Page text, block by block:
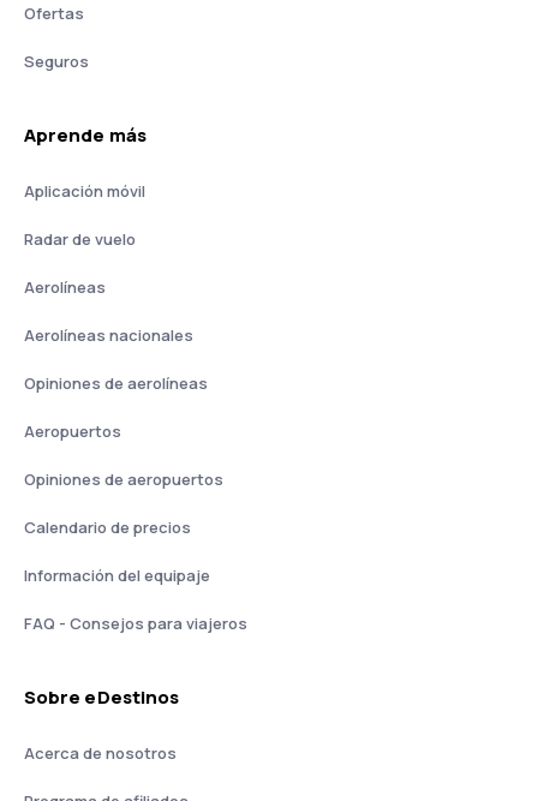
Ofertas
Seguros
Aprende más
Aplicación móvil
Radar de vuelo
Aerolíneas
Aerolíneas nacionales
Opiniones de aerolíneas
Aeropuertos
Opiniones de aeropuertos
Calendario de precios
Información del equipaje
FAQ - Consejos para viajeros
Sobre eDestinos
Acerca de nosotros